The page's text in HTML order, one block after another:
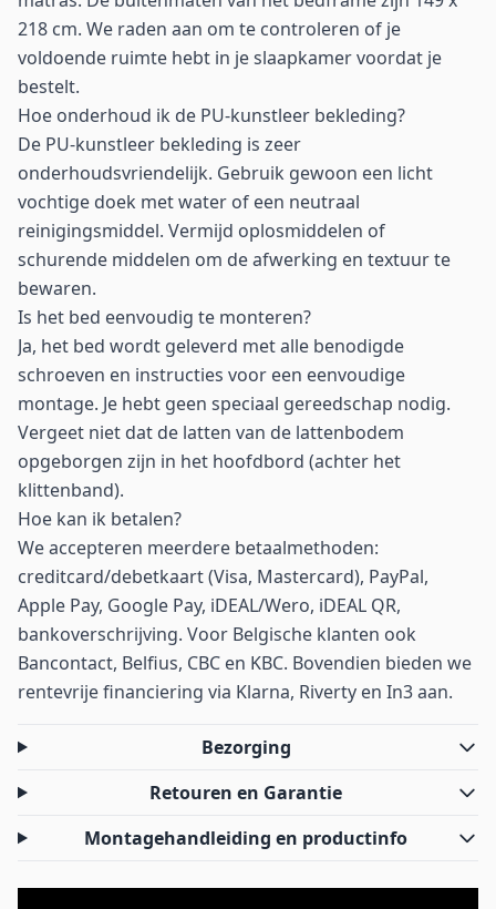
218 cm. We raden aan om te controleren of je
voldoende ruimte hebt in je slaapkamer voordat je
bestelt.
Hoe onderhoud ik de PU-kunstleer bekleding?
De PU-kunstleer bekleding is zeer
onderhoudsvriendelijk. Gebruik gewoon een licht
vochtige doek met water of een neutraal
reinigingsmiddel. Vermijd oplosmiddelen of
schurende middelen om de afwerking en textuur te
bewaren.
Is het bed eenvoudig te monteren?
Ja, het bed wordt geleverd met alle benodigde
schroeven en instructies voor een eenvoudige
montage. Je hebt geen speciaal gereedschap nodig.
Vergeet niet dat de latten van de lattenbodem
opgeborgen zijn in het hoofdbord (achter het
klittenband).
Hoe kan ik betalen?
We accepteren meerdere betaalmethoden:
creditcard/debetkaart (Visa, Mastercard), PayPal,
Apple Pay, Google Pay, iDEAL/Wero, iDEAL QR,
bankoverschrijving. Voor Belgische klanten ook
Bancontact, Belfius, CBC en KBC. Bovendien bieden we
rentevrije financiering via Klarna, Riverty en In3 aan.
Bezorging
Retouren en Garantie
Montagehandleiding en productinfo